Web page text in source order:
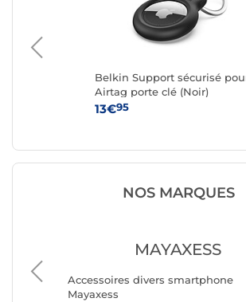
Belkin Support sécurisé
Airtag porte clé (Noir)
13€95
NOS MARQUES
MAYAXESS
Accessoires divers smartphone
Mayaxess